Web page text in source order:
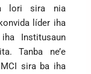
lori sira nia
líder iha
Institusaun
Tanba ne’e
sira ba iha